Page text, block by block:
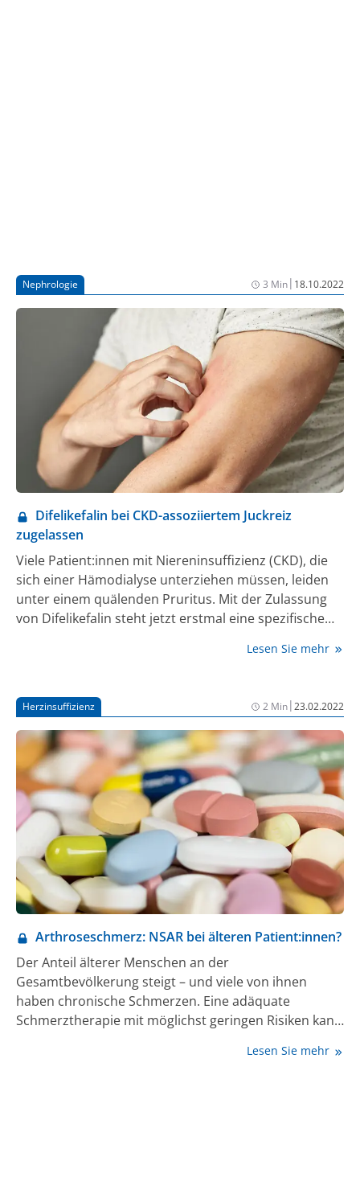
Nephrologie 3 Min| 18.10.2022
Difelikefalin bei CKD-assoziiertem Juckreiz
zugelassen
Viele Patient:innen mit Niereninsuffizienz (CKD), die
sich einer Hämodialyse unterziehen müssen, leiden
unter einem quälenden Pruritus. Mit der Zulassung
von Difelikefalin steht jetzt erstmal eine spezifische
Lesen Sie mehr
Herzinsuffizienz 2 Min|23.02.2022
Arthroseschmerz: NSAR bei älteren Patient:innen?
Der Anteil älterer Menschen an der
Gesamtbevölkerung steigt – und viele von ihnen
haben chronische Schmerzen. Eine adäquate
Schmerztherapie mit möglichst geringen Risiken kann
Lesen Sie mehr